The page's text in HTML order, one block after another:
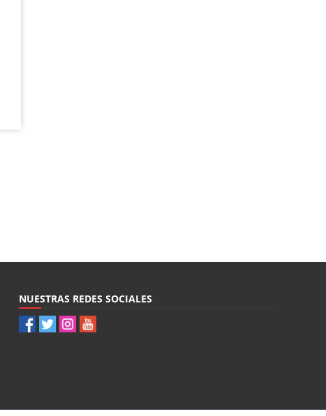
NUESTRAS REDES SOCIALES